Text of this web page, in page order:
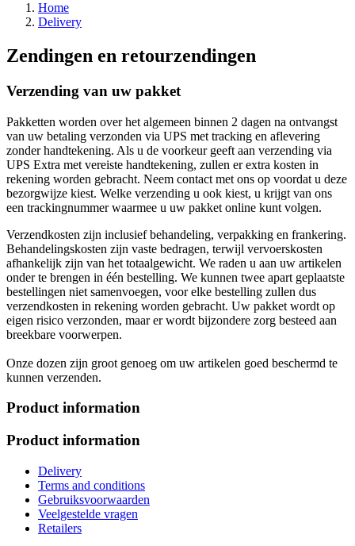
Home
Delivery
Zendingen en retourzendingen
Verzending van uw pakket
Pakketten worden over het algemeen binnen 2 dagen na ontvangst
van uw betaling verzonden via UPS met tracking en aflevering
zonder handtekening. Als u de voorkeur geeft aan verzending via
UPS Extra met vereiste handtekening, zullen er extra kosten in
rekening worden gebracht. Neem contact met ons op voordat u deze
bezorgwijze kiest. Welke verzending u ook kiest, u krijgt van ons
een trackingnummer waarmee u uw pakket online kunt volgen.
Verzendkosten zijn inclusief behandeling, verpakking en frankering.
Behandelingskosten zijn vaste bedragen, terwijl vervoerskosten
afhankelijk zijn van het totaalgewicht. We raden u aan uw artikelen
onder te brengen in één bestelling. We kunnen twee apart geplaatste
bestellingen niet samenvoegen, voor elke bestelling zullen dus
verzendkosten in rekening worden gebracht. Uw pakket wordt op
eigen risico verzonden, maar er wordt bijzondere zorg besteed aan
breekbare voorwerpen.
Onze dozen zijn groot genoeg om uw artikelen goed beschermd te
kunnen verzenden.
Product information
Product information
Delivery
Terms and conditions
Gebruiksvoorwaarden
Veelgestelde vragen
Retailers